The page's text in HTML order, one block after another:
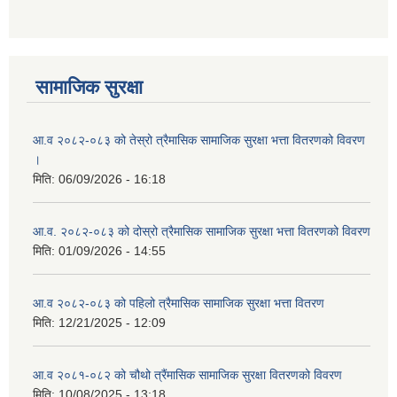
सामाजिक सुरक्षा
आ.व २०८२-०८३ को तेस्रो त्रैमासिक सामाजिक सुरक्षा भत्ता वितरणको विवरण
।
मिति: 06/09/2026 - 16:18
आ.व. २०८२-०८३ को दोस्रो त्रैमासिक सामाजिक सुरक्षा भत्ता वितरणको विवरण
मिति: 01/09/2026 - 14:55
आ.व २०८२-०८३ को पहिलो त्रैमासिक सामाजिक सुरक्षा भत्ता वितरण
मिति: 12/21/2025 - 12:09
आ.व २०८१-०८२ को चौथो त्रैंमासिक सामाजिक सुरक्षा वितरणको विवरण